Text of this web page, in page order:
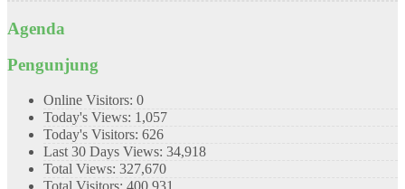
Agenda
Pengunjung
Online Visitors: 0
Today's Views: 1,057
Today's Visitors: 626
Last 30 Days Views: 34,918
Total Views: 327,670
Total Visitors: 400,931